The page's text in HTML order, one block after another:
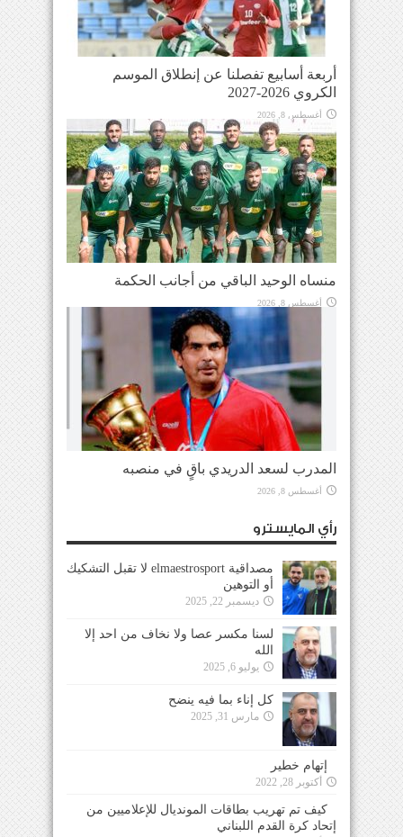
أربعة أسابيع تفصلنا عن إنطلاق الموسم
الكروي 2026-2027
أغسطس 8, 2026
منساه الوحيد الباقي من أجانب الحكمة
أغسطس 8, 2026
المدرب لسعد الدريدي باقٍ في منصبه
أغسطس 8, 2026
رأي المايسترو
مصداقية elmaestrosport لا تقبل التشكيك
أو التوهين
ديسمبر 22, 2025
لسنا مكسر عصا ولا نخاف من احد إلا
الله
يوليو 6, 2025
كل إناء بما فيه ينضح
مارس 31, 2025
إتهام خطير
أكتوبر 28, 2022
كيف تم تهريب بطاقات المونديال للإعلاميين من
إتحاد كرة القدم اللبناني